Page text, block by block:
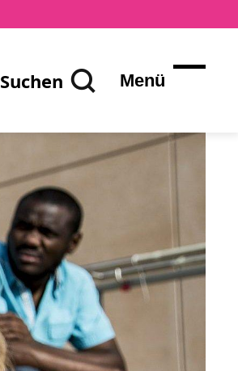
Suchen Menü